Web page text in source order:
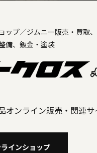
ップ／ジムニー販売・買取
備、鈑金・塗装
オンライン販売・関連サ
インショップ